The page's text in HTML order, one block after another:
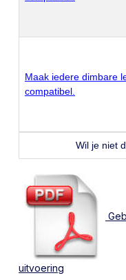
Maak iedere dimbare
compatibel.
Wil je niet
uitvoering